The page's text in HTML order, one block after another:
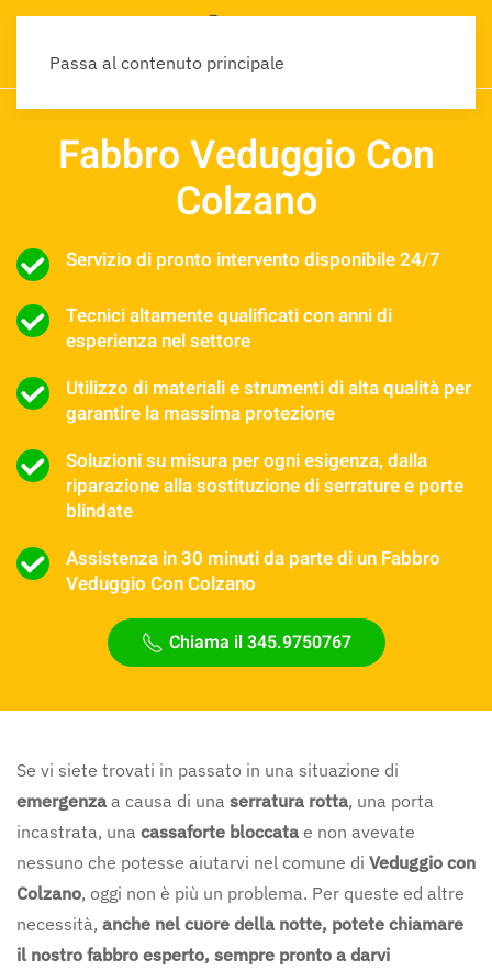
Passa al contenuto principale
Fabbro Veduggio Con
Colzano
Servizio di pronto intervento disponibile 24/7
Tecnici altamente qualificati con anni di
esperienza nel settore
Utilizzo di materiali e strumenti di alta qualità per
garantire la massima protezione
Soluzioni su misura per ogni esigenza, dalla
riparazione alla sostituzione di serrature e porte
blindate
Assistenza in 30 minuti da parte di un Fabbro
Veduggio Con Colzano
Chiama il 345.9750767
Se vi siete trovati in passato in una situazione di
emergenza a causa di una serratura rotta, una porta
incastrata, una cassaforte bloccata e non avevate
nessuno che potesse aiutarvi nel comune di Veduggio con
Colzano, oggi non è più un problema. Per queste ed altre
necessità, anche nel cuore della notte, potete chiamare
il nostro fabbro esperto, sempre pronto a darvi